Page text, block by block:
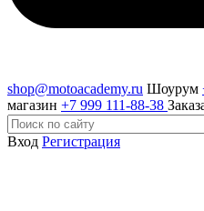
shop@motoacademy.ru Шоурум
магазин +7 999 111-88-38
Вход Регистрация